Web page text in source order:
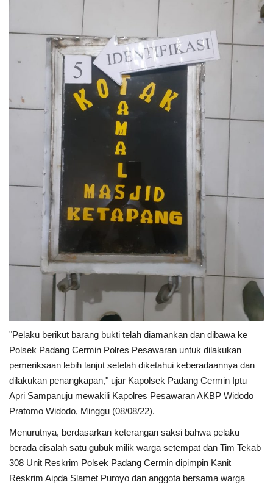
"Pelaku berikut barang bukti telah diamankan dan dibawa ke
Polsek Padang Cermin Polres Pesawaran untuk dilakukan
pemeriksaan lebih lanjut setelah diketahui keberadaannya dan
dilakukan penangkapan," ujar Kapolsek Padang Cermin Iptu
Apri Sampanuju mewakili Kapolres Pesawaran AKBP Widodo
Pratomo Widodo, Minggu (08/08/22).
Menurutnya, berdasarkan keterangan saksi bahwa pelaku
berada disalah satu gubuk milik warga setempat dan Tim Tekab
308 Unit Reskrim Polsek Padang Cermin dipimpin Kanit
Reskrim Aipda Slamet Puroyo dan anggota bersama warga